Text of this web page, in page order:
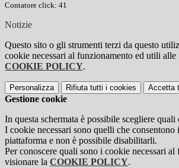
Contatore click: 41
Notizie
Questo sito o gli strumenti terzi da questo
cookie necessari al funzionamento ed utili
COOKIE POLICY.
Personalizza Rifiuta tutti i cookies Accetta
Gestione cookie
In questa schermata è possibile scegliere
I cookie necessari sono quelli che
piattaforma e non è possibile disabilitarli.
Per conoscere quali sono i cookie necessari
visionare la COOKIE POLICY.